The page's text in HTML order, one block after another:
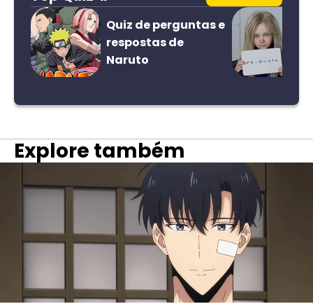
Quiz de perguntas e
respostas de
Naruto
Explore também